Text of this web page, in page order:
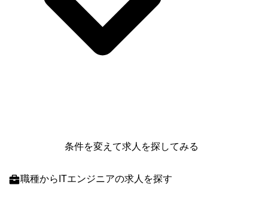
条件を変えて求人を探してみる
職種からITエンジニアの求人を探す